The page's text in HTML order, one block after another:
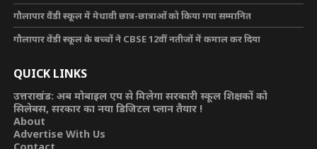
गौलापार वैंडी स्कूल में मेधावी छात्र-छात्राओं को किया गया सम्मानित
गौलापार वेंडी स्कूल के बच्चों ने CBSE 12वीं नतीजों में कमाल कर दिया
QUICK LINKS
उत्तराखंड: अब मोबाइल एप से मिलेगा सरकारी स्कूल शिक्षकों को
सिलेबस, सरकार का नया डिजिटल प्लान तैयार !
About
Advertise With Us